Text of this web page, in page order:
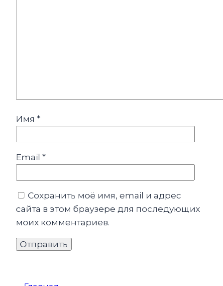
Имя *
Email *
Сохранить моё имя, email и адрес
сайта в этом браузере для последующих
моих комментариев.